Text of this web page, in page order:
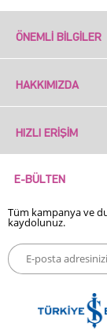
ÖNEMLI BILGILER
HAKKIMIZDA
HIZLI ERIŞIM
E-BÜLTEN
Tüm kampanya ve
kaydolunuz.